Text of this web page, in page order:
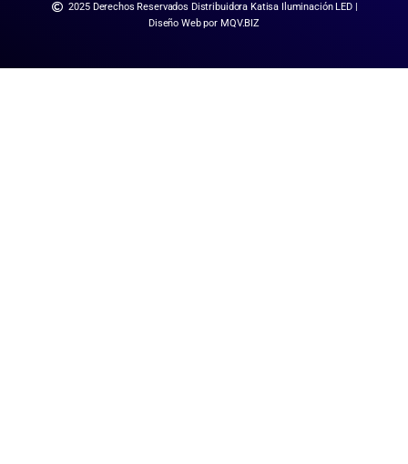
2025 Derechos Reservados Distribuidora Katisa Iluminación LED |
Diseño Web por MQV.BIZ